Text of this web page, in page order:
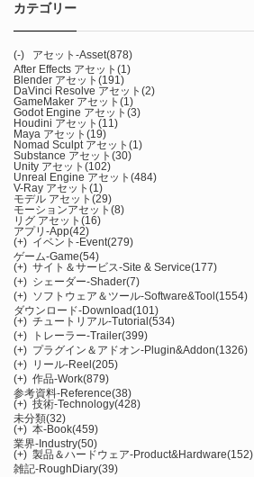
カテゴリー
(-) アセット-Asset(878)
After Effects アセット (1)
Blender アセット (191)
DaVinci Resolve アセット (2)
GameMaker アセット (1)
Godot Engine アセット (3)
Houdini アセット (11)
Maya アセット (19)
Nomad Sculpt アセット (1)
Substance アセット (30)
Unity アセット (102)
Unreal Engine アセット (484)
V-Ray アセット (1)
モデル アセット (29)
モーションアセット (8)
リグ アセット (16)
アプリ-App(42)
(+) イベント-Event(279)
ゲーム-Game(54)
(+) サイト＆サービス-Site & Service(177)
(+) シェーダー-Shader(7)
(+) ソフトウェア＆ツール-Software&Tool (1554)
ダウンロード-Download(101)
(+) チュートリアル-Tutorial (534)
(+)
トレーラー-Trailer(399)
(+) プラグイン＆アドオン-Plugin&Addon(1326)
(+) リール-Reel (205)
(+) 作品-Work(879)
参考資料-Reference(38)
(+) 技術-Technology(428)
未分類(32)
(+) 本-Book(459)
業界-Industry(50)
(+) 製品＆ハードウェア-Product&Hardware(152)
雑記-RoughDiary(39)